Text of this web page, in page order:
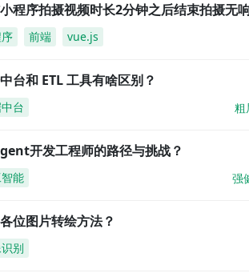
程序拍摄视频时长2分钟之后结束拍摄无
前端 vue.js
台和 ETL 工具有啥区别？
台 粗
开发工程师的路径与挑战？
能 强
位图片转绘方法？
别